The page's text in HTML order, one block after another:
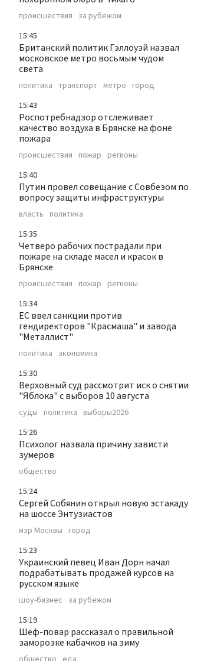
происшествия за рубежом
15:45
Британский политик Гэллоуэй назвал
московское метро восьмым чудом
света
политика транспорт метро город
15:43
Роспотребнадзор отслеживает
качество воздуха в Брянске на фоне
пожара
происшествия пожар регионы
15:40
Путин провел совещание с Совбезом по
вопросу защиты инфраструктуры
власть политика
15:35
Четверо рабочих пострадали при
пожаре на складе масел и красок в
Брянске
происшествия пожар регионы
15:34
ЕС ввел санкции против
гендиректоров "Красмаша" и завода
"Металлист"
политика экономика
15:30
Верховный суд рассмотрит иск о снятии
"Яблока" с выборов 10 августа
суды политика выборы2026
15:26
Психолог назвала причину зависти
зумеров
общество
15:24
Сергей Собянин открыл новую эстакаду
на шоссе Энтузиастов
мэр Москвы город
15:23
Украинский певец Иван Дорн начал
подрабатывать продажей курсов на
русском языке
шоу-бизнес за рубежом
15:19
Шеф-повар рассказал о правильной
заморозке кабачков на зиму